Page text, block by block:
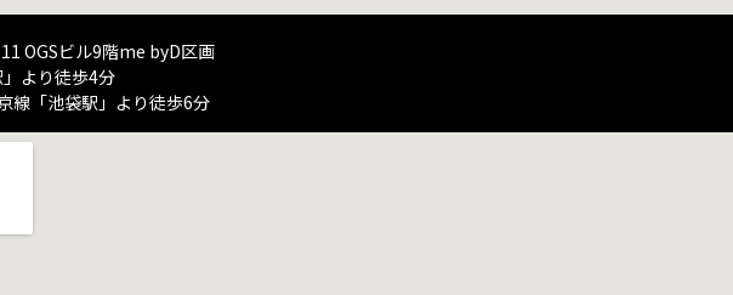
OGSビル9階me byD区画
より徒歩4分
線「池袋駅」より徒歩6分